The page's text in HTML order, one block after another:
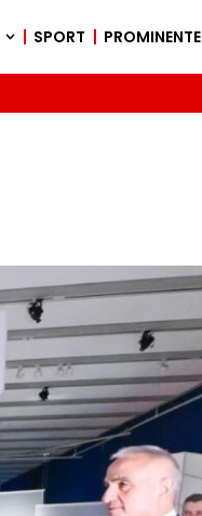
SPORT PROMINENTE